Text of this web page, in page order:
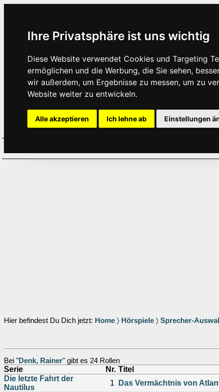
Ihre Privatsphäre ist uns wichtig
Diese Website verwendet Cookies und Targeting
ermöglichen und die Werbung, die Sie sehen,
wir außerdem, um Ergebnisse zu messen, um zu
Website weiter zu entwickeln.
Alle akzeptieren Ich lehne ab Einstellungen
Hier befindest Du Dich jetzt: Home 〉 Hörspiele 〉 Sprecher-
Bei "Denk, Rainer" gibt es 24 Rollen
Serie Nr. Titel
Die letzte Fahrt der
Nautilus
1 Das Vermächtnis von